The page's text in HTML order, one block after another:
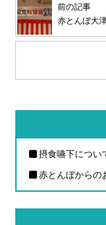
前の記事
赤とんぼ大
摂食嚥下につい
赤とんぼからの